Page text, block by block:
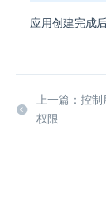
应用创建完成
上一篇：控制
权限